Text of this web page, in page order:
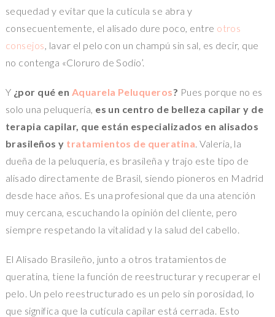
sequedad y evitar que la cutícula se abra y
consecuentemente, el alisado dure poco, entre otros
consejos , lavar el pelo con un champú sin sal, es decir, que
no contenga «Cloruro de Sodio’.
Y ¿por qué en Aquarela Peluqueros? Pues porque no es
solo una peluquería, es un centro de belleza capilar y de
terapia capilar, que están especializados en alisados
brasileños y tratamientos de queratina . Valeria, la
dueña de la peluquería, es brasileña y trajo este tipo de
alisado directamente de Brasil, siendo pioneros en Madrid
desde hace años. Es una profesional que da una atención
muy cercana, escuchando la opinión del cliente, pero
siempre respetando la vitalidad y la salud del cabello.
El Alisado Brasileño, junto a otros tratamientos de
queratina, tiene la función de reestructurar y recuperar el
pelo. Un pelo reestructurado es un pelo sin porosidad, lo
que significa que la cutícula capilar está cerrada. Esto